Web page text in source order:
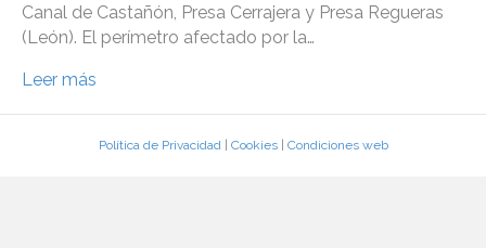
Canal de Castañón, Presa Cerrajera y Presa Regueras
(León). El perímetro afectado por la…
Leer más
Política de Privacidad| Cookies| Condiciones web